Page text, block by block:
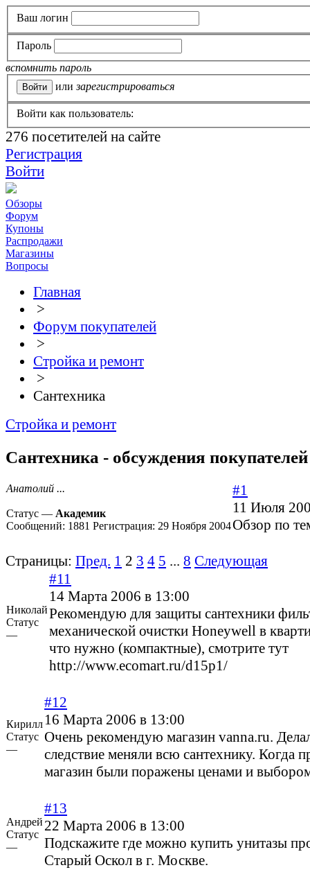
Ваш логин
Пароль
вспомнить пароль
или зарегистрироваться
Войти как пользователь:
276 посетителей на сайте
Регистрация
Войти
Обзоры
Форум
Купоны
Распродажи
Магазины
Вопросы
Главная
>
Форум покупателей
>
Стройка и ремонт
>
Сантехника
Стройка и ремонт
Сантехника - обсуждения
Анатолий ...
Статус — Академик
Сообщений: 1881 Регистрация: 29 Ноября 2004
#1
11 Июля
Обзор по
Страницы: Пред. 1 2 3 4 5 ... 8 Следующая
Николай
Статус
—
#11
14 Марта 2006 в 13:00
Рекомендую для защиты сантехники
механической очистки Honeywell в
что нужно (компактные), смотрите тут
http://www.ecomart.ru/d15p1/
Кирилл
Статус
—
#12
16 Марта 2006 в 13:00
Очень рекомендую магазин vanna.ru.
следствие меняли всю сантехнику. Когда
магазин были поражены ценами и
Андрей
Статус
—
#13
22 Марта 2006 в 13:00
Подскажите где можно купить унитазы
Старый Оскол в г. Москве.